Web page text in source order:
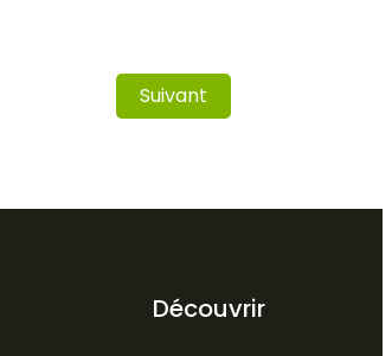
Suivant
Découvrir